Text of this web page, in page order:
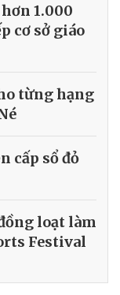
1.000
cơ sở giáo
từng hạng
cấp sổ đỏ
loạt làm
Festival